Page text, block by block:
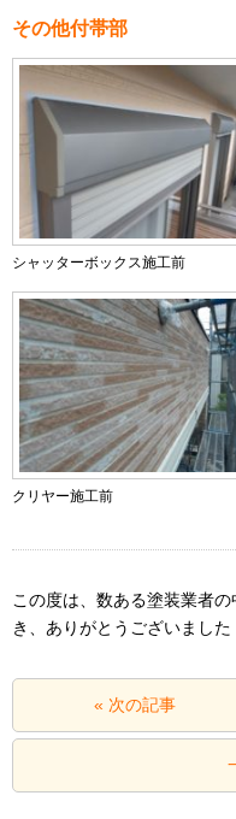
その他付帯部
シャッターボックス施工前
クリヤー施工前
この度は、数ある塗装業者
き、ありがとうございました
« 次の記事